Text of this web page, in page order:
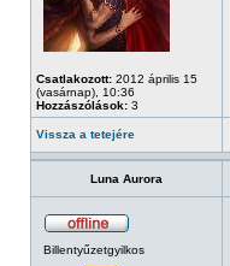
Csatlakozott: 2012 április 15
(vasárnap), 10:36
Hozzászólások: 3
Vissza a tetejére
Luna Aurora
Billentyűzetgyilkos